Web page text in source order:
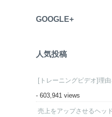
GOOGLE+
人気投稿
[トレーニングビデオ]理
- 603,941 views
売上をアップさせるヘッ